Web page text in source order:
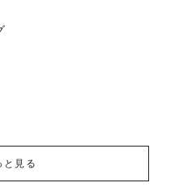
と見る